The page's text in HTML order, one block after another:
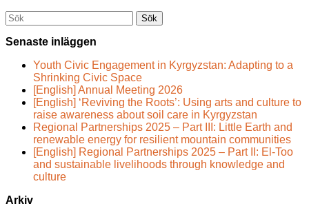
Söka
efter...
Senaste inläggen
Youth Civic Engagement in Kyrgyzstan: Adapting to a
Shrinking Civic Space
[English] Annual Meeting 2026
[English] ‘Reviving the Roots’: Using arts and culture to
raise awareness about soil care in Kyrgyzstan
Regional Partnerships 2025 – Part III: Little Earth and
renewable energy for resilient mountain communities
[English] Regional Partnerships 2025 – Part II: El-Too
and sustainable livelihoods through knowledge and
culture
Arkiv